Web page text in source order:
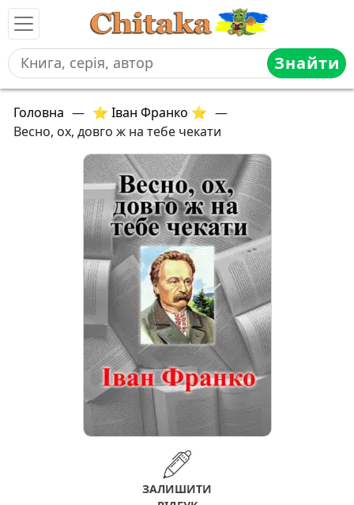
Знайти
Головна — ⭐ Іван Франко ⭐ —
Весно, ох, довго ж на тебе чекати
ЗАЛИШИТИ